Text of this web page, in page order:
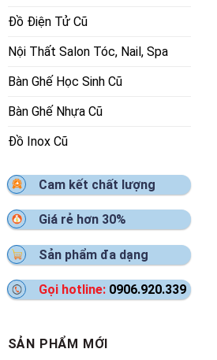
Đồ Điện Tử Cũ
Nội Thất Salon Tóc, Nail, Spa
Bàn Ghế Học Sinh Cũ
Bàn Ghế Nhựa Cũ
Đồ Inox Cũ
Cam kết chất lượng
Giá rẻ hơn 30%
Sản phẩm đa dạng
Gọi hotline: 0906.920.339
SẢN PHẨM MỚI